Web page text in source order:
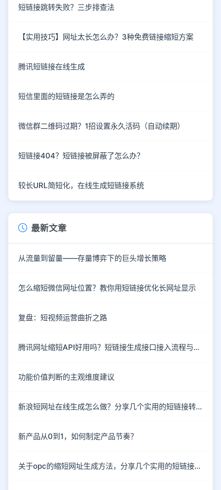
短链接跳转失败？三步排查法
【实用技巧】网址太长怎么办？3种免费链接缩短方案
腾讯短链接在线生成
短信里面的短链接是怎么弄的
微信群二维码过期？1招设置永久活码（自动续期）
短链接404？短链接被屏蔽了怎么办？
较长URL简短化，在线生成短链接系统
最新文章
从流量到留量——存量博弈下的巨头增长策略
怎么缩短微信网址位置？教你用短链接优化长网址显示
复盘：短视频运营曲折之路
腾讯网址缩短API好用吗？短链接生成接口接入流程与防封技巧
功能价值判断的主观维度建议
新浪短网址在线生成怎么做？分享几个实用的短链接转换技巧
新产品从0到1，如何制定产品节奏？
关于opc的缩短网址生成方法，分享几个实用的短链接工具